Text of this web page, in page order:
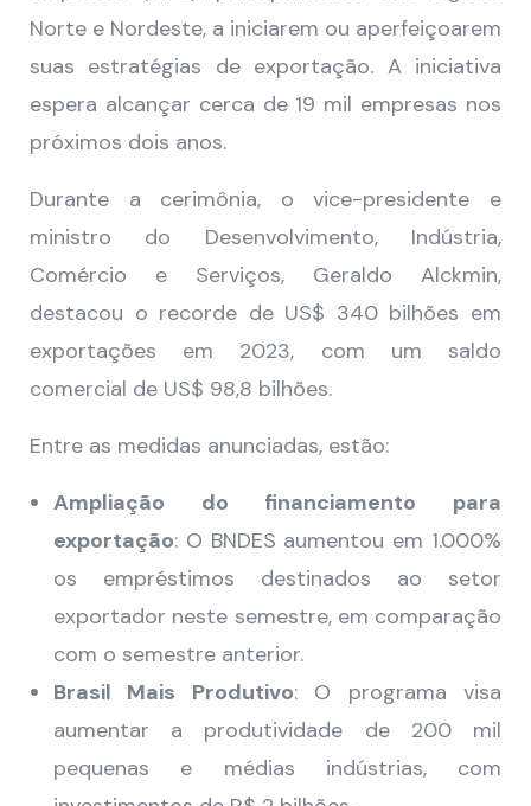
Norte e Nordeste, a iniciarem ou aperfeiçoarem
suas estratégias de exportação. A iniciativa
espera alcançar cerca de 19 mil empresas nos
próximos dois anos.
Durante a cerimônia, o vice-presidente e
ministro do Desenvolvimento, Indústria,
Comércio e Serviços, Geraldo Alckmin,
destacou o recorde de US$ 340 bilhões em
exportações em 2023, com um saldo
comercial de US$ 98,8 bilhões.
Entre as medidas anunciadas, estão:
Ampliação do financiamento para
exportação: O BNDES aumentou em 1.000%
os empréstimos destinados ao setor
exportador neste semestre, em comparação
com o semestre anterior.
Brasil Mais Produtivo: O programa visa
aumentar a produtividade de 200 mil
pequenas e médias indústrias, com